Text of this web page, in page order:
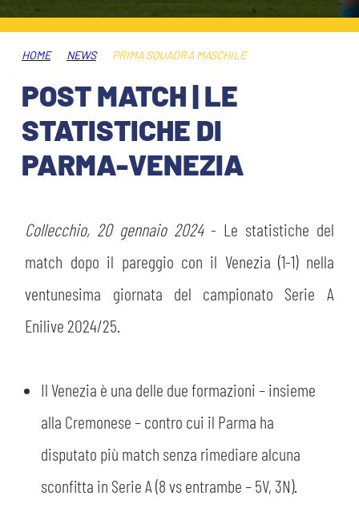
HOSPITALITY
MUSEUM CLUB EXPERIENCE
BIGLIETTI
ABBONAMENTI
INFO BIGLIETTI
TARDINI CARD
TRASFERTE
TICKET GIFT CARD
SHOP
ESPORTS
ORGANIGRAMMA
STORIA
MUTTI TRAINING CENTER
MUSEO
STADIO TARDINI
CSR
ACADEMY
HOME NEWS PRIMA SQUADRA MASCHILE
POST MATCH | LE
STATISTICHE DI
PARMA-VENEZIA
Collecchio, 20 gennaio 2024 - Le statistiche del
match dopo il pareggio con il Venezia (1-1) nella
ventunesima giornata del campionato Serie A
Enilive 2024/25.
Il Venezia è una delle due formazioni – insieme
alla Cremonese – contro cui il Parma ha
disputato più match senza rimediare alcuna
sconfitta in Serie A (8 vs entrambe – 5V, 3N).